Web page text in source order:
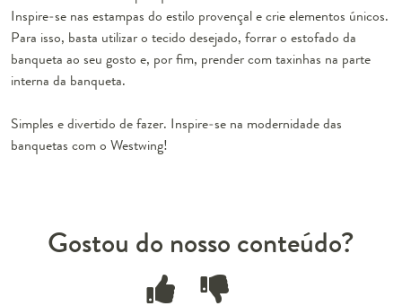
Inspire-se nas estampas do estilo provençale crie elementos únicos.
Para isso, basta utilizar o tecido desejado, forrar o estofado da
banqueta ao seu gosto e, por fim, prender com taxinhas na parte
interna da banqueta.
Simples e divertido de fazer. Inspire-se na modernidade das
banquetas com o Westwing!
Gostou do nosso conteúdo?